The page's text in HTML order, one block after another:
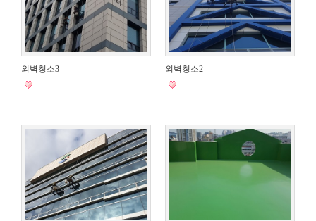
외벽청소3 외벽청소2